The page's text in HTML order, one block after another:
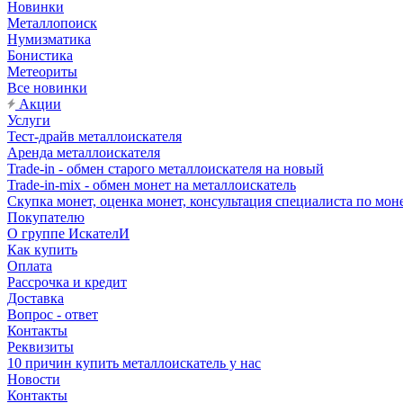
Новинки
Металлопоиск
Нумизматика
Бонистика
Метеориты
Все новинки
Акции
Услуги
Тест-драйв металлоискателя
Аренда металлоискателя
Trade-in - обмен старого металлоискателя на новый
Trade-in-mix - обмен монет на металлоискатель
Скупка монет, оценка монет, консультация специалиста по
Покупателю
О группе ИскателИ
Как купить
Оплата
Рассрочка и кредит
Доставка
Вопрос - ответ
Контакты
Реквизиты
10 причин купить металлоискатель у нас
Новости
Контакты